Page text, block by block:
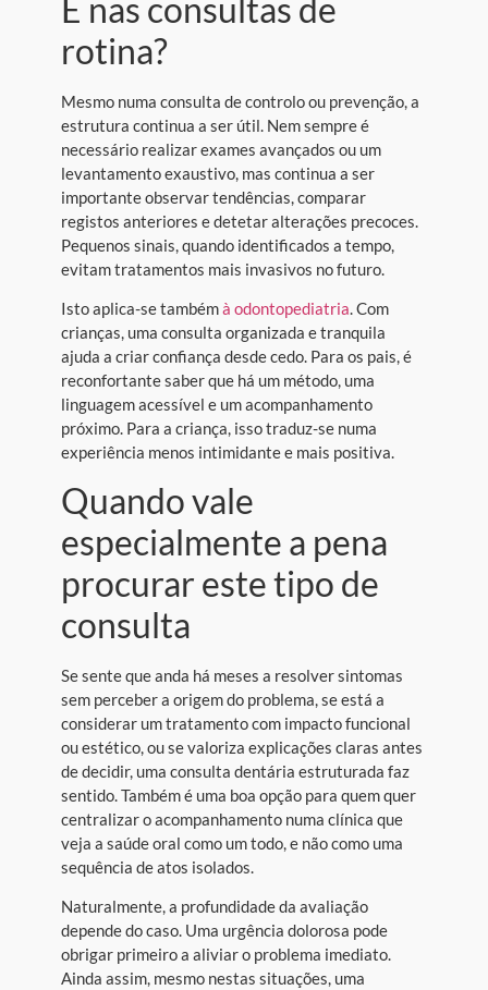
E nas consultas de
rotina?
Mesmo numa consulta de controlo ou prevenção, a
estrutura continua a ser útil. Nem sempre é
necessário realizar exames avançados ou um
levantamento exaustivo, mas continua a ser
importante observar tendências, comparar
registos anteriores e detetar alterações precoces.
Pequenos sinais, quando identificados a tempo,
evitam tratamentos mais invasivos no futuro.
Isto aplica-se tambémà odontopediatria. Com
crianças, uma consulta organizada e tranquila
ajuda a criar confiança desde cedo. Para os pais, é
reconfortante saber que há um método, uma
linguagem acessível e um acompanhamento
próximo. Para a criança, isso traduz-se numa
experiência menos intimidante e mais positiva.
Quando vale
especialmente a pena
procurar este tipo de
consulta
Se sente que anda há meses a resolver sintomas
sem perceber a origem do problema, se está a
considerar um tratamento com impacto funcional
ou estético, ou se valoriza explicações claras antes
de decidir, uma consulta dentária estruturada faz
sentido. Também é uma boa opção para quem quer
centralizar o acompanhamento numa clínica que
veja a saúde oral como um todo, e não como uma
sequência de atos isolados.
Naturalmente, a profundidade da avaliação
depende do caso. Uma urgência dolorosa pode
obrigar primeiro a aliviar o problema imediato.
Ainda assim, mesmo nestas situações, uma